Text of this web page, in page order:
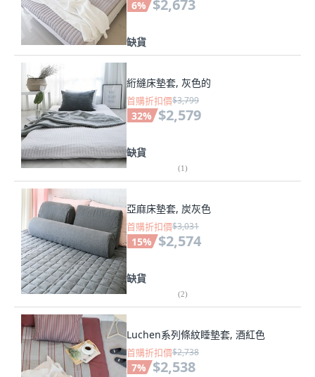
6% $2,673
缺貨
絎縫床墊套, 灰色的
首購折扣價$3,799
32% $2,579
缺貨
(1)
亞麻床墊套, 炭灰色
首購折扣價$3,031
15% $2,574
缺貨
(2)
Luchen系列條紋睡墊套, 酒紅色
首購折扣價$2,738
7% $2,538